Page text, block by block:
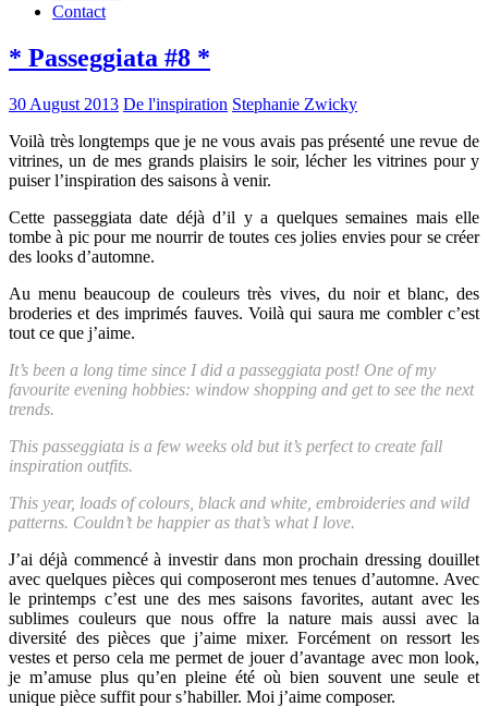
Contact
* Passeggiata #8 *
30 August 2013 De l'inspiration Stephanie Zwicky
Voilà très longtemps que je ne vous avais pas présenté une revue de
vitrines, un de mes grands plaisirs le soir, lécher les vitrines pour y
puiser l’inspiration des saisons à venir.
Cette passeggiata date déjà d’il y a quelques semaines mais elle
tombe à pic pour me nourrir de toutes ces jolies envies pour se créer
des looks d’automne.
Au menu beaucoup de couleurs très vives, du noir et blanc, des
broderies et des imprimés fauves. Voilà qui saura me combler c’est
tout ce que j’aime.
It’s been a long time since I did a passeggiata post! One of my
favourite evening hobbies: window shopping and get to see the next
trends.
This passeggiata is a few weeks old but it’s perfect to create fall
inspiration outfits.
This year, loads of colours, black and white, embroideries and wild
patterns. Couldn’t be happier as that’s what I love.
J’ai déjà commencé à investir dans mon prochain dressing douillet
avec quelques pièces qui composeront mes tenues d’automne. Avec
le printemps c’est une des mes saisons favorites, autant avec les
sublimes couleurs que nous offre la nature mais aussi avec la
diversité des pièces que j’aime mixer. Forcément on ressort les
vestes et perso cela me permet de jouer d’avantage avec mon look,
je m’amuse plus qu’en pleine été où bien souvent une seule et
unique pièce suffit pour s’habiller. Moi j’aime composer.